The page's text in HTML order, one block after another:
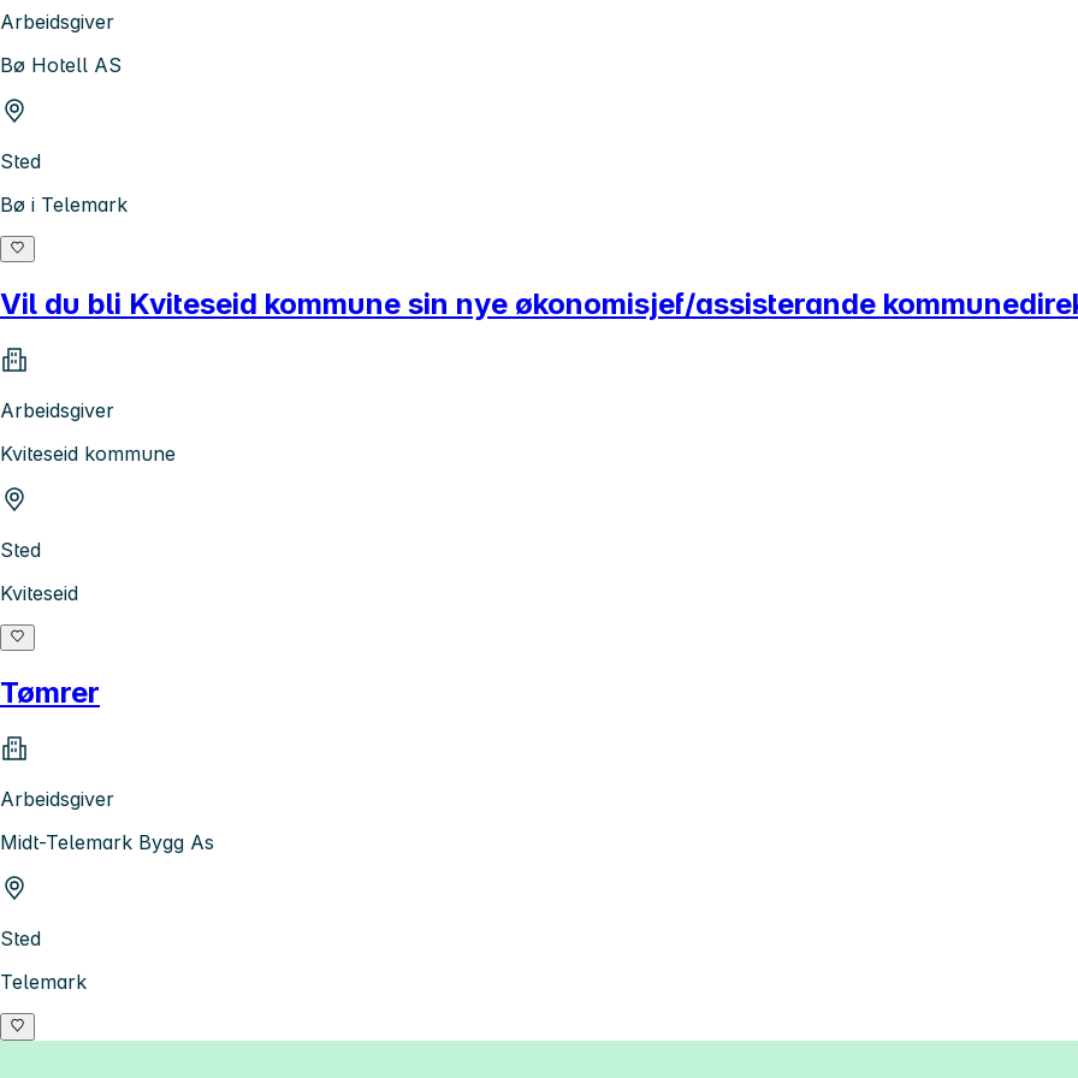
Arbeidsgiver
Bø Hotell AS
Sted
Bø i Telemark
Vil du bli Kviteseid kommune sin nye økonomisjef/assisterande
Arbeidsgiver
Kviteseid kommune
Sted
Kviteseid
Tømrer
Arbeidsgiver
Midt-Telemark Bygg As
Sted
Telemark